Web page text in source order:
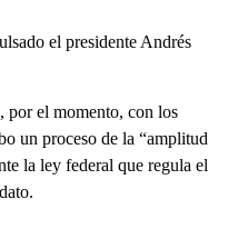
el presidente Andrés
por el momento, con los
un proceso de la “amplitud
la ley federal que regula el